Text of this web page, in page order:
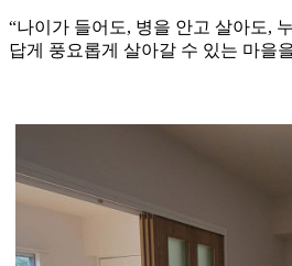
“나이가 들어도, 병을 안고 살아도,
답게 풍요롭게 살아갈 수 있는 마을